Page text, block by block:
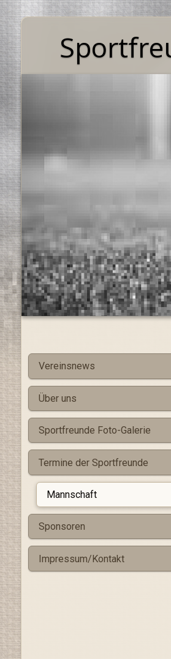
Vereinsnews
Über uns
Sportfreunde Foto-Galerie
Termine der Sportfreunde
Mannschaft
Sponsoren
Impressum/Kontakt